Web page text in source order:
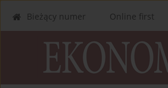
Bieżący numer Online first